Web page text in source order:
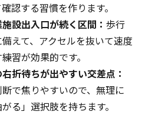
認する習慣を作ります。
設出入口が続く区間：歩行
えて、アクセルを抜いて速度
習が効果的です。
折待ちが出やすい交差点：
で焦りやすいので、無理に
る」選択肢を持ちます。